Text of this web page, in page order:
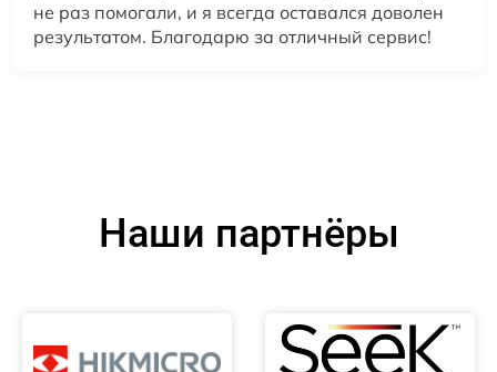
не раз помогали, и я всегда оставался доволен
результатом. Благодарю за отличный сервис!
Наши партнёры